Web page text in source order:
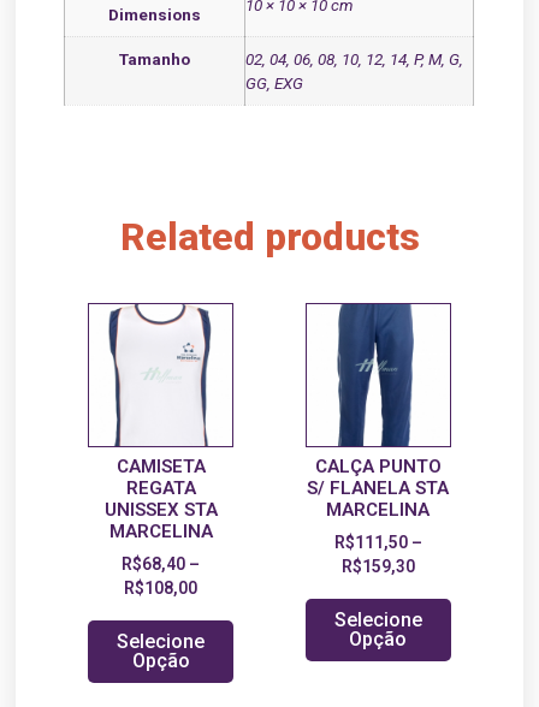
Dimensions 10 × 10 × 10 cm
Tamanho
02, 04, 06, 08, 10, 12, 14, P, M, G,
GG, EXG
Related products
CAMISETA
REGATA
UNISSEX STA
MARCELINA
R$68,40 –
R$108,00
Selecione
Opção
CALÇA PUNTO
S/ FLANELA STA
MARCELINA
R$111,50–
R$159,30
Selecione
Opção